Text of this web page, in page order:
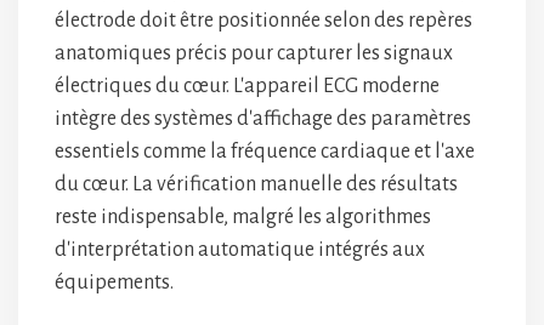
électrode doit être positionnée selon des repères
anatomiques précis pour capturer les signaux
électriques du cœur. L'appareil ECG moderne
intègre des systèmes d'affichage des paramètres
essentiels comme la fréquence cardiaque et l'axe
du cœur. La vérification manuelle des résultats
reste indispensable, malgré les algorithmes
d'interprétation automatique intégrés aux
équipements.